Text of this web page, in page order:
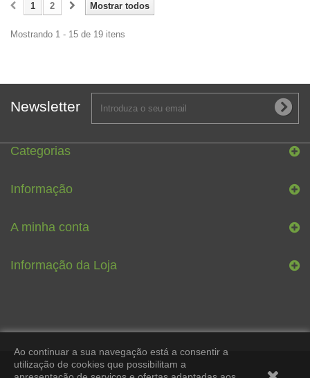
Mostrar todos
1 2
Mostrando 1 - 15 de 19 itens
Newsletter
Categorias
Informação
A minha conta
Informação da Loja
Ao continuar a sua navegação está a consentir a
utilização de cookies que possibilitam a